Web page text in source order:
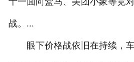
战。...
眼下价格战依旧在持续，车